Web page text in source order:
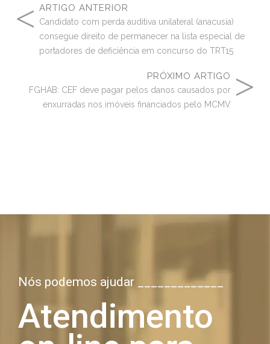
ARTIGO ANTERIOR
Candidato com perda auditiva unilateral (anacusia)
consegue direito de permanecer na lista especial de
portadores de deficiência em concurso do TRT15
PRÓXIMO ARTIGO
FGHAB: CEF deve pagar pelos danos causados por
enxurradas nos imóveis financiados pelo MCMV
Nós podemos ajudar _____________
Atendimento